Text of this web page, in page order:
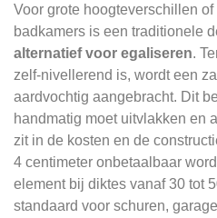
Voor grote hoogteverschillen
badkamers is een traditionele
alternatief voor egaliseren.
zelf-nivellerend is, wordt een
aardvochtig aangebracht. Dit
handmatig moet uitvlakken en
zit in de kosten en de
4 centimeter onbetaalbaar
element bij diktes vanaf 30 tot
standaard voor schuren,